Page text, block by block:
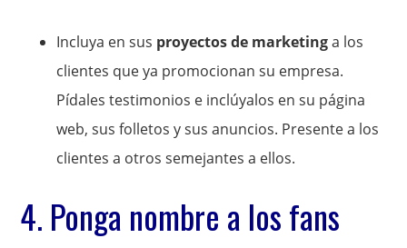
Incluya en sus proyectos de marketinga los
clientes que ya promocionan su empresa.
Pídales testimonios e inclúyalos en su página
web, sus folletos y sus anuncios. Presente a los
clientes a otros semejantes a ellos.
4. Ponga nombre a los fans